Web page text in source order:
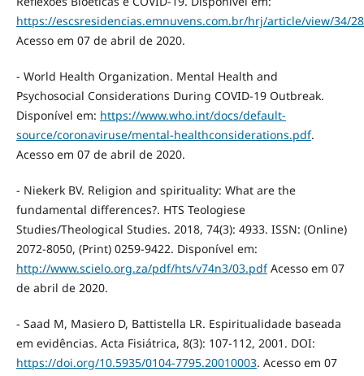
https://escsresidencias.emnuvens.com.br/hrj/article/view/34/28
Acesso em 07 de abril de 2020.
- World Health Organization. Mental Health and
Psychosocial Considerations During COVID-19 Outbreak.
Disponível em: https://www.who.int/docs/default-
source/coronaviruse/mental-healthconsiderations.pdf.
Acesso em 07 de abril de 2020.
- Niekerk BV. Religion and spirituality: What are the
fundamental differences?. HTS Teologiese
Studies/Theological Studies. 2018, 74(3): 4933. ISSN: (Online)
2072-8050, (Print) 0259-9422. Disponível em:
http://www.scielo.org.za/pdf/hts/v74n3/03.pdfAcesso em 07
de abril de 2020.
- Saad M, Masiero D, Battistella LR. Espiritualidade baseada
em evidências. Acta Fisiátrica, 8(3): 107-112, 2001. DOI:
https://doi.org/10.5935/0104-7795.20010003. Acesso em 07